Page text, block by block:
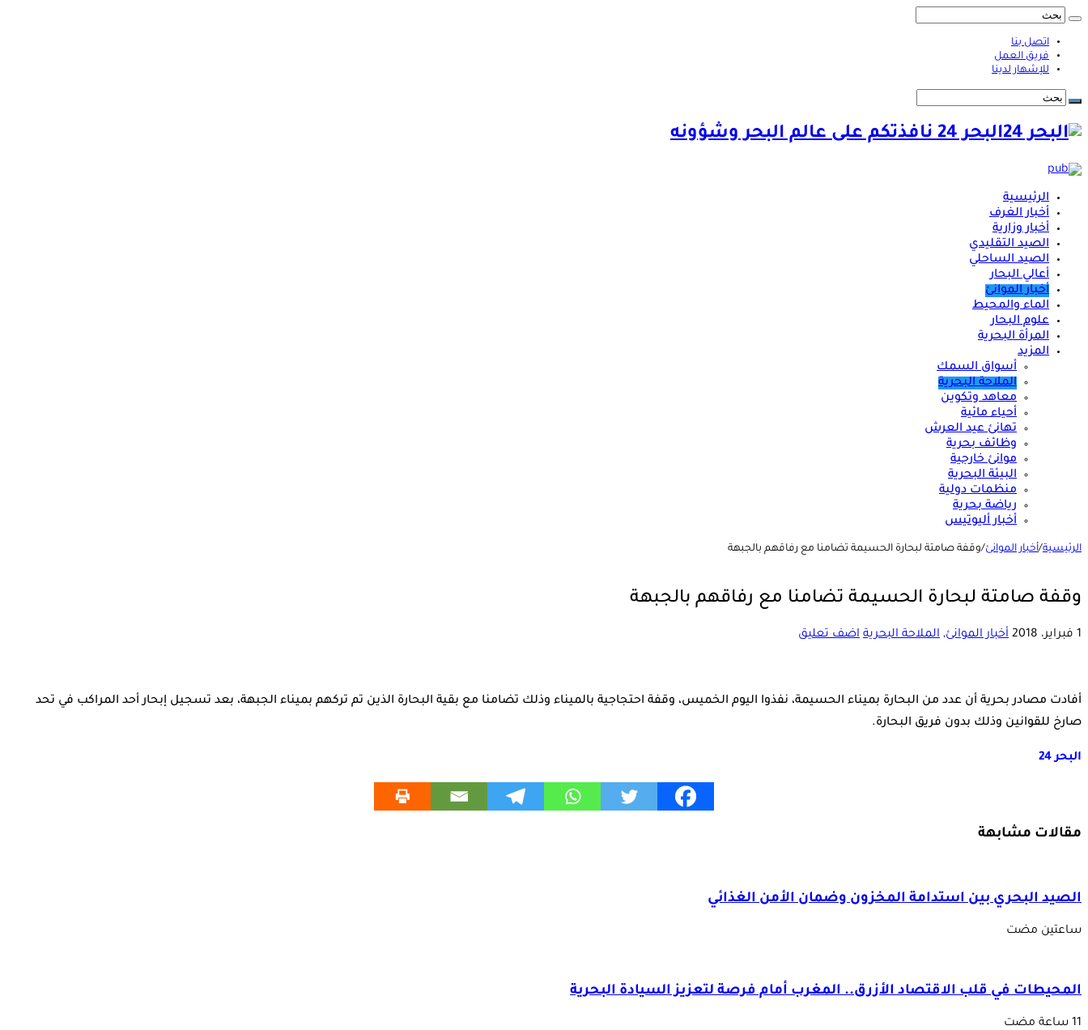
اتصل بنا
فريق العمل
للإشهار لدينا
البحر 24 نافذتكم على عالم البحر وشؤونه
الرئيسية
أخبار الغرف
أخبار وزارية
الصيد التقليدي
الصيد الساحلي
أعالي البحار
أخبار الموانئ
الماء والمحيط
علوم البحار
المرأة البحرية
المزيد
أسواق السمك
الملاحة البحرية
معاهد وتكوين
أحياء مائية
تهانئ عيد العرش
وظائف بحرية
موانئ خارجية
البيئة البحرية
منظمات دولية
رياضة بحرية
أخبار أليوتيس
الرئيسية/أخبار الموانئ/وقفة صامتة لبحارة الحسيمة تضامنا مع رفاقهم بالجبهة
وقفة صامتة لبحارة الحسيمة تضامنا مع رفاقهم بالجبهة
1 فبراير، 2018 أخبار الموانئ, الملاحة البحرية اضف تعليق
أفادت مصادر بحرية أن عدد من البحارة بميناء الحسيمة، نفذوا اليوم الخميس، وقفة احتجاجية بالميناء وذلك تضامنا مع بقية البحارة الذين تم تركهم بميناء الجبهة، بعد تسجيل إبحار أحد المراكب في تحد
صارخ للقوانين وذلك بدون فريق البحارة.
البحر 24
مقالات مشابهة
الصيد البحري بين استدامة المخزون وضمان الأمن الغذائي
‏ساعتين مضت
المحيطات في قلب الاقتصاد الأزرق.. المغرب أمام فرصة لتعزيز السيادة البحرية